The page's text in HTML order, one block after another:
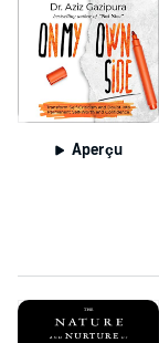
Aperçu